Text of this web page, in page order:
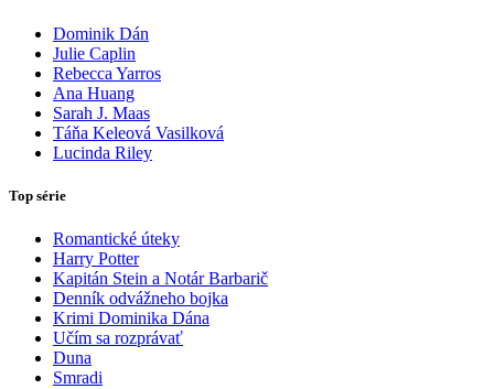
Dominik Dán
Julie Caplin
Rebecca Yarros
Ana Huang
Sarah J. Maas
Táňa Keleová Vasilková
Lucinda Riley
Top série
Romantické úteky
Harry Potter
Kapitán Stein a Notár Barbarič
Denník odvážneho bojka
Krimi Dominika Dána
Učím sa rozprávať
Duna
Smradi